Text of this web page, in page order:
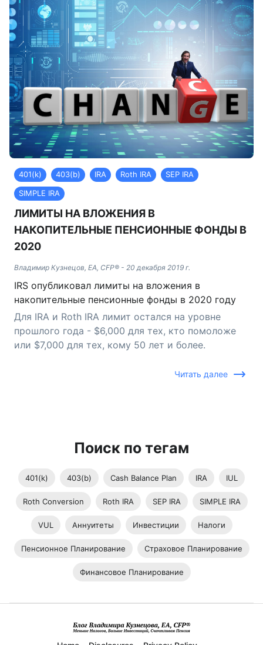
401(k) 403(b) IRA Roth IRA
SEP IRA
SIMPLE IRA
ЛИМИТЫ НА ВЛОЖЕНИЯ В
НАКОПИТЕЛЬНЫЕ ПЕНСИОННЫЕ ФОНДЫ В
2020
Владимир Кузнецов, EA, CFP® - 20 декабря 2019 г.
IRS опубликовал лимиты на вложения в
накопительные пенсионные фонды в 2020 году
Для IRA и Roth IRA лимит остался на уровне
прошлого года - $6,000 для тех, кто помоложе
или $7,000 для тех, кому 50 лет и более.
Читать далее
Поиск по тегам
401(k) 403(b) Cash Balance Plan IRA IUL
Roth Conversion Roth IRA SEP IRA SIMPLE IRA
VUL Аннуитеты Инвестиции Налоги
Пенсионное Планирование Страховое Планирование
Финансовое Планирование